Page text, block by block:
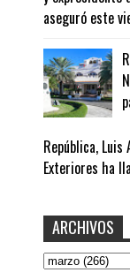
aseguró este
República,
Exteriores ha
ARCHIVOS